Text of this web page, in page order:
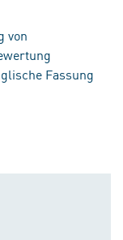
von
Fassung